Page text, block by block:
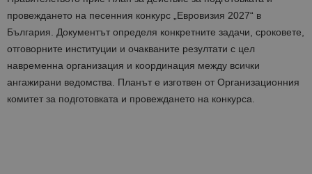
провеждането на песенния конкурс „Евровизия 2027“ в
България. Документът определя конкретните задачи, сроковете,
отговорните институции и очакваните резултати с цел
навременна организация и координация между всички
ангажирани ведомства. Планът е изготвен от Организационния
комитет за подготовката и провеждането на конкурса.